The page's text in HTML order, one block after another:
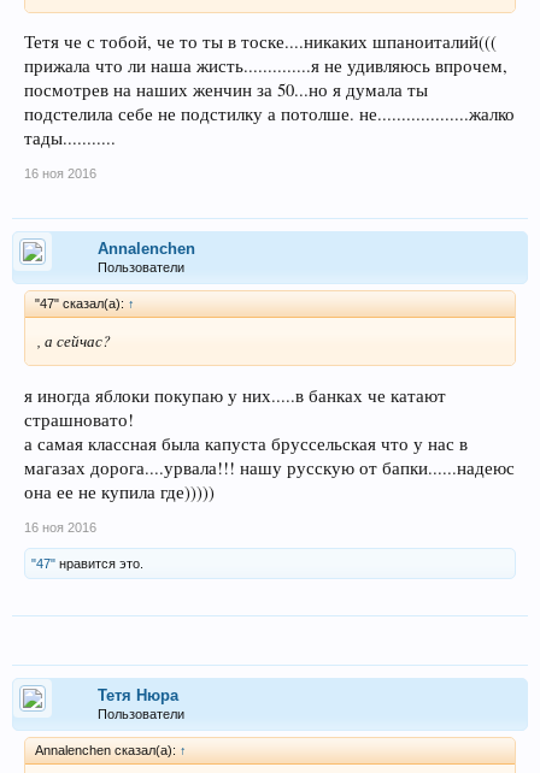
Тетя че с тобой, че то ты в тоске....никаких шпаноиталий(((
прижала что ли наша жисть..............я не удивляюсь впрочем,
посмотрев на наших женчин за 50...но я думала ты
подстелила себе не подстилку а потолше. не...................жалко
тады...........
16 ноя 2016
Annalenchen
Пользователи
"47" сказал(а): ↑
, а сейчас?
я иногда яблоки покупаю у них.....в банках че катают
страшновато!
а самая классная была капуста бруссельская что у нас в
магазах дорога....урвала!!! нашу русскую от бапки......надеюс
она ее не купила где)))))
16 ноя 2016
"47" нравится это.
Тетя Нюра
Пользователи
Annalenchen сказал(а): ↑